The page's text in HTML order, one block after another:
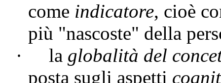
come indicatore, cioè
più "nascoste" della
·
la globalità del
posta sugli aspetti